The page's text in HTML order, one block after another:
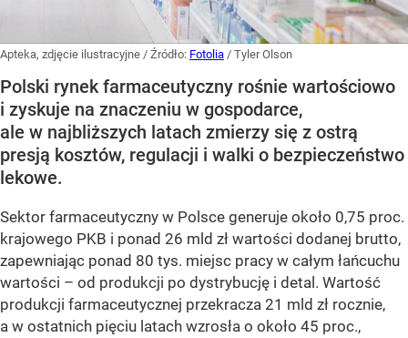
Apteka, zdjęcie ilustracyjne / Źródło: Fotolia / Tyler Olson
Polski rynek farmaceutyczny rośnie wartościowo
i zyskuje na znaczeniu w gospodarce,
ale w najbliższych latach zmierzy się z ostrą
presją kosztów, regulacji i walki o bezpieczeństwo
lekowe.
Sektor farmaceutyczny w Polsce generuje około 0,75 proc.
krajowego PKB i ponad 26 mld zł wartości dodanej brutto,
zapewniając ponad 80 tys. miejsc pracy w całym łańcuchu
wartości – od produkcji po dystrybucję i detal. Wartość
produkcji farmaceutycznej przekracza 21 mld zł rocznie,
a w ostatnich pięciu latach wzrosła o około 45 proc.,